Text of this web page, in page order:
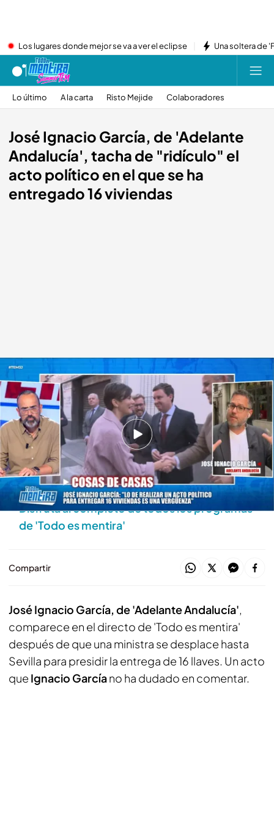
Los lugares donde mejor se va a ver el eclipse Una soltera de
Lo último A la carta Risto Mejide Colaboradores
José Ignacio García, de 'Adelante
Andalucía', tacha de "ridículo" el
acto político en el que se ha
entregado 16 viviendas
José Ignacio García, de 'Adelante Andalucía', Cuatro.com
Lara Guerra
03 JUN 2026 - 21:10h.
Risto Mejide, indignado con la multitud de
casos de corrupción: "La gente ve que se han
llevado el dinero de sus impuestos"
Disfruta al completo de todos los programas
de 'Todo es mentira'
Compartir
José Ignacio García, de 'Adelante Andalucía',
comparece en el directo de 'Todo es mentira'
después de que una ministra se desplace hasta
Sevilla para presidir la entrega de 16 llaves. Un acto
que Ignacio Garcíano ha dudado en comentar.